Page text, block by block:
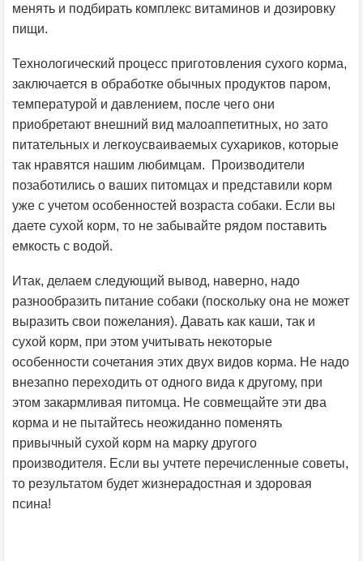
менять и подбирать комплекс витаминов и дозировку
пищи.
Технологический процесс приготовления сухого корма,
заключается в обработке обычных продуктов паром,
температурой и давлением, после чего они
приобретают внешний вид малоаппетитных, но зато
питательных и легкоусваиваемых сухариков, которые
так нравятся нашим любимцам. Производители
позаботились о ваших питомцах и представили корм
уже с учетом особенностей возраста собаки. Если вы
даете сухой корм, то не забывайте рядом поставить
емкость с водой.
Итак, делаем следующий вывод, наверно, надо
разнообразить питание собаки (поскольку она не может
выразить свои пожелания). Давать как каши, так и
сухой корм, при этом учитывать некоторые
особенности сочетания этих двух видов корма. Не надо
внезапно переходить от одного вида к другому, при
этом закармливая питомца. Не совмещайте эти два
корма и не пытайтесь неожиданно поменять
привычный сухой корм на марку другого
производителя. Если вы учтете перечисленные советы,
то результатом будет жизнерадостная и здоровая
псина!